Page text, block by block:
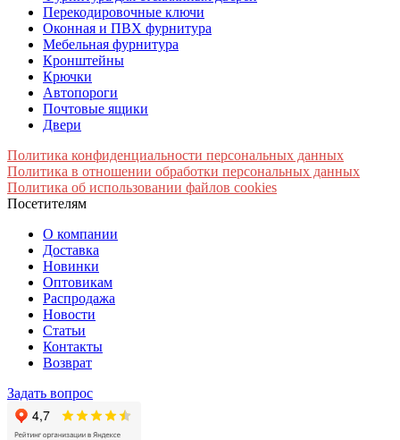
Перекодировочные ключи
Оконная и ПВХ фурнитура
Мебельная фурнитура
Кронштейны
Крючки
Автопороги
Почтовые ящики
Двери
Политика конфиденциальности персональных данных
Политика в отношении обработки персональных данных
Политика об использовании файлов cookies
Посетителям
О компании
Доставка
Новинки
Оптовикам
Распродажа
Новости
Статьи
Контакты
Возврат
Задать вопрос